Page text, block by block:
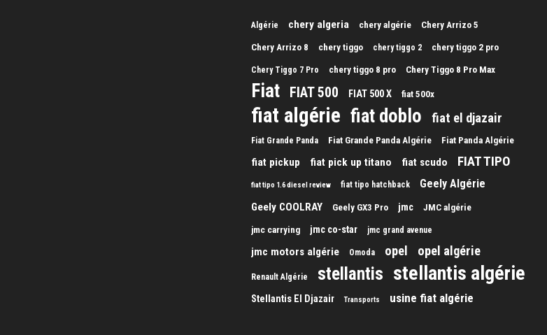
Algérie chery algeria chery algérie Chery Arrizo 5
Chery Arrizo 8 chery tiggo chery tiggo 2 chery tiggo 2 pro
Chery Tiggo 7 Pro chery tiggo 8 pro Chery Tiggo 8 Pro Max
Fiat FIAT 500 FIAT 500 X fiat 500x
fiat algérie fiat doblo fiat el djazair
Fiat Grande Panda Fiat Grande Panda Algérie Fiat Panda Algérie
fiat pickup fiat pick up titano fiat scudo FIAT TIPO
fiat tipo 1.6 diesel review fiat tipo hatchback Geely Algérie
Geely COOLRAY Geely GX3 Pro jmc JMC algérie
jmc carrying jmc co-star jmc grand avenue
jmc motors algérie Omoda opel opel algérie
Renault Algérie stellantis stellantis algérie
Stellantis El Djazair Transports usine fiat algérie